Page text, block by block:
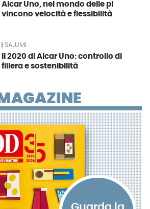
Alcar Uno, nel mondo delle pl
vincono velocità e flessibilità
SALUMI
Il 2020 di Alcar Uno: controllo di
filiera e sostenibilità
MAGAZINE